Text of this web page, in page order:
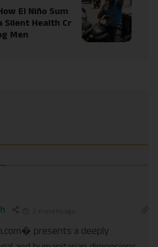
El Niño Sum
Silent Health Cr
Men
presents a deeply